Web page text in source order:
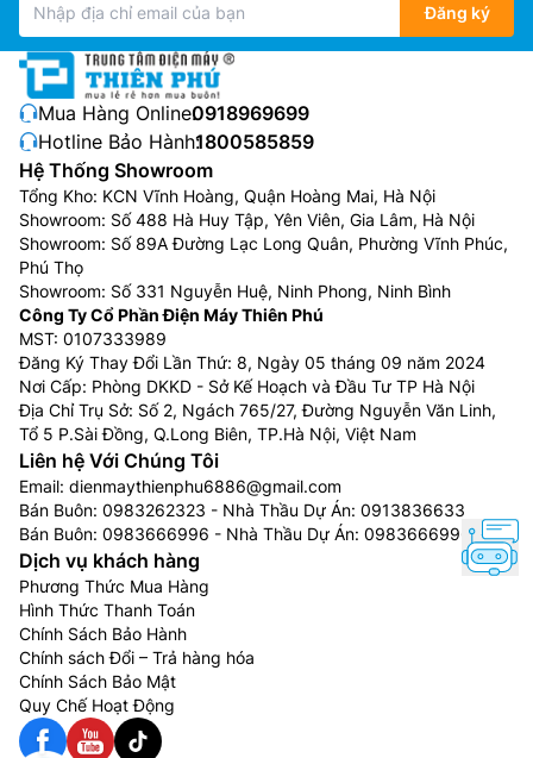
Đăng ký
Mua Hàng Online:0918969699
Hotline Bảo Hành:1800585859
Hệ Thống Showroom
Tổng Kho: KCN Vĩnh Hoàng, Quận Hoàng Mai, Hà Nội
Showroom: Số 488 Hà Huy Tập, Yên Viên, Gia Lâm, Hà Nội
Showroom: Số 89A Đường Lạc Long Quân, Phường Vĩnh Phúc,
Phú Thọ
Showroom: Số 331 Nguyễn Huệ, Ninh Phong, Ninh Bình
Công Ty Cổ Phần Điện Máy Thiên Phú
MST: 0107333989
Đăng Ký Thay Đổi Lần Thứ: 8, Ngày 05 tháng 09 năm 2024
Nơi Cấp: Phòng DKKD - Sở Kế Hoạch và Đầu Tư TP Hà Nội
Địa Chỉ Trụ Sở: Số 2, Ngách 765/27, Đường Nguyễn Văn Linh,
Tổ 5 P.Sài Đồng, Q.Long Biên, TP.Hà Nội, Việt Nam
Liên hệ Với Chúng Tôi
Email: dienmaythienphu6886@gmail.com
Bán Buôn: 0983262323 - Nhà Thầu Dự Án: 0913836633
Bán Buôn: 0983666996 - Nhà Thầu Dự Án: 0983666996
Dịch vụ khách hàng
Phương Thức Mua Hàng
Hình Thức Thanh Toán
Chính Sách Bảo Hành
Chính sách Đổi – Trả hàng hóa
Chính Sách Bảo Mật
Quy Chế Hoạt Động